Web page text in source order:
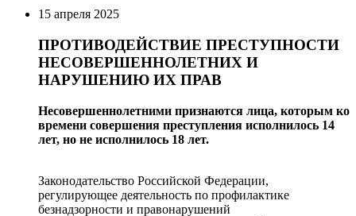
15 апреля 2025
ПРОТИВОДЕЙСТВИЕ ПРЕСТУПНОСТИ
НЕСОВЕРШЕННОЛЕТНИХ И
НАРУШЕНИЮ ИХ ПРАВ
Несовершеннолетними признаются лица, которым ко
времени совершения преступления исполнилось 14
лет, но не исполнилось 18 лет.
Законодательство Российской Федерации,
регулирующее деятельность по профилактике
безнадзорности и правонарушений